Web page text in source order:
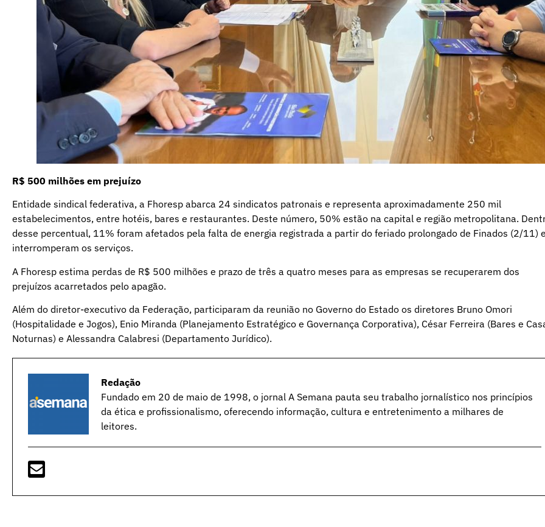
R$ 500 milhões em prejuízo
Entidade sindical federativa, a Fhoresp abarca 24 sindicatos patronais e representa aproximadamente 250 mil
estabelecimentos, entre hotéis, bares e restaurantes. Deste número, 50% estão na capital e região metropolitana.
desse percentual, 11% foram afetados pela falta de energia registrada a partir do feriado prolongado de Finados (2/11)
interromperam os serviços.
A Fhoresp estima perdas de R$ 500 milhões e prazo de três a quatro meses para as empresas se recuperarem dos
prejuízos acarretados pelo apagão.
Além do diretor-executivo da Federação, participaram da reunião no Governo do Estado os diretores Bruno Omori
(Hospitalidade e Jogos), Enio Miranda (Planejamento Estratégico e Governança Corporativa), César Ferreira (Bares e
Noturnas) e Alessandra Calabresi (Departamento Jurídico).
Redação
Fundado em 20 de maio de 1998, o jornal A Semana pauta seu trabalho jornalístico nos princípios
da ética e profissionalismo, oferecendo informação, cultura e entretenimento a milhares de
leitores.